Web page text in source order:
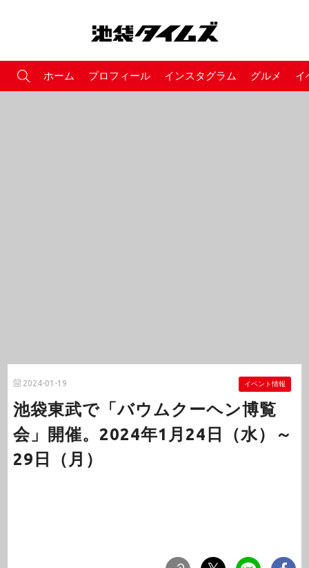
ホーム プロフィール インスタグラム グルメ イ
2024-01-19 イベント情報
池袋東武で「バウムクーヘン博覧
会」開催。2024年1月24日（水）～
29日（月）